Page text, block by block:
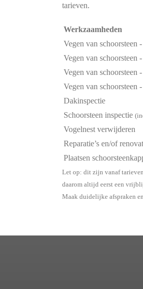
tarieven.
Werkzaamheden
Vegen van schoorsteen
Vegen van schoorsteen
Vegen van schoorsteen
Vegen van schoorsteen
Dakinspectie
Schoorsteen inspectie
Vogelnest verwijderen
Reparatie’s en/of
Plaatsen
Let op: dit zijn vanaf
daarom altijd eerst een
Maak duidelijke afspraken